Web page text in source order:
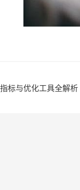
标与优化工具全解析